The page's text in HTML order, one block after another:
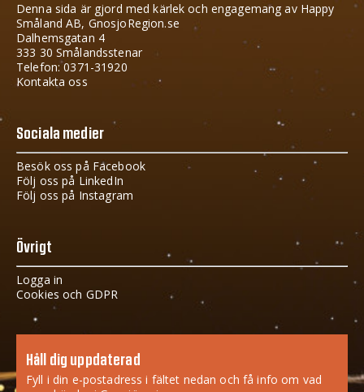
Denna sida är gjord med kärlek och engagemang av Happy
Småland AB, GnosjoRegion.se
Dalhemsgatan 4
333 30 Smålandsstenar
Telefon: 0371-31920
Kontakta oss
Sociala medier
Besök oss på Facebook
Följ oss på LinkedIn
Följ oss på Instagram
Övrigt
Logga in
Cookies och GDPR
Håll dig uppdaterad
Fyll i din e-postadress i fältet nedan och få info om vad